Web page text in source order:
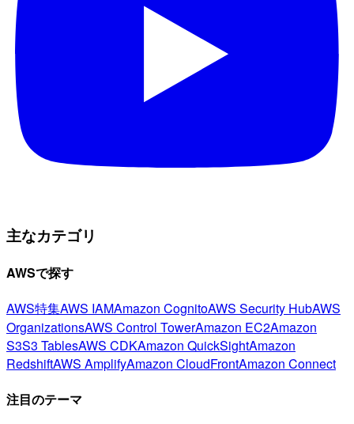
主なカテゴリ
AWSで探す
AWS特集AWS IAMAmazon CognitoAWS Security HubAWS
OrganizationsAWS Control TowerAmazon EC2Amazon
S3S3 TablesAWS CDKAmazon QuickSightAmazon
RedshiftAWS AmplifyAmazon CloudFrontAmazon Connect
注目のテーマ